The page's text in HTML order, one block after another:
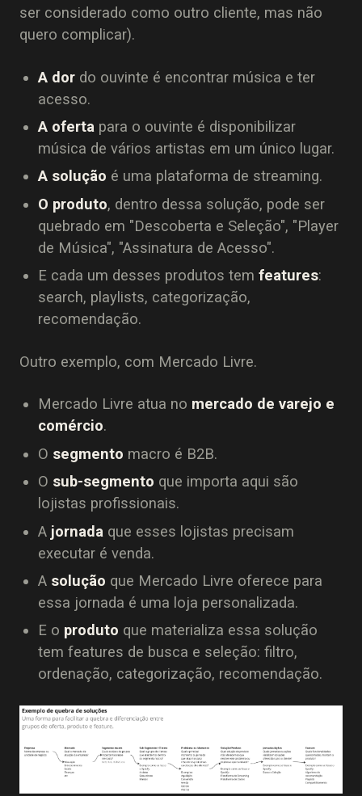
ser considerado como outro cliente, mas não
quero complicar).
A dor do ouvinte é encontrar música e ter
acesso.
A oferta para o ouvinte é disponibilizar
música de vários artistas em um único lugar.
A solução é uma plataforma de streaming.
O produto, dentro dessa solução, pode ser
quebrado em "Descoberta e Seleção", "Player
de Música", "Assinatura de Acesso".
E cada um desses produtos tem features:
search, playlists, categorização,
recomendação.
Outro exemplo, com Mercado Livre.
Mercado Livre atua no mercado de varejo e
comércio.
O segmento macro é B2B.
O sub-segmento que importa aqui são
lojistas profissionais.
A jornada que esses lojistas precisam
executar é venda.
A solução que Mercado Livre oferece para
essa jornada é uma loja personalizada.
E o produto que materializa essa solução
tem features de busca e seleção: filtro,
ordenação, categorização, recomendação.